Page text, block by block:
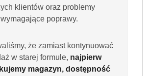
klientów oraz problemy
wymagające poprawy.
że zamiast kontynuować
w starej formule, najpierw
magazyn, dostępność